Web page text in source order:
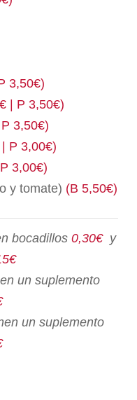
3,50€)
| P 3,50€)
3,50€)
P 3,00€)
3,00€)
y tomate) (B 5,50€)
bocadillos 0,30€y
un suplemento
un suplemento